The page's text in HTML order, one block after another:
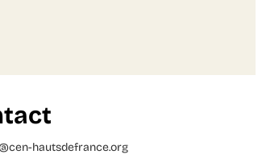
hautsdefrance.org